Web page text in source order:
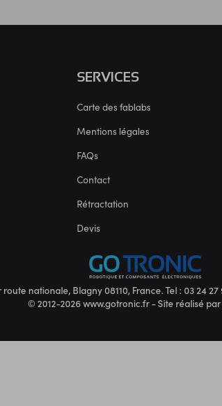
SERVICES
Carte des fablabs
Mentions légales
FAQs
Contact
Rétractation
Devis
route nationale, Blagny 08110, France. Tel : 03 24
© 2012-2026 www.gotronic.fr - Site réalisé par